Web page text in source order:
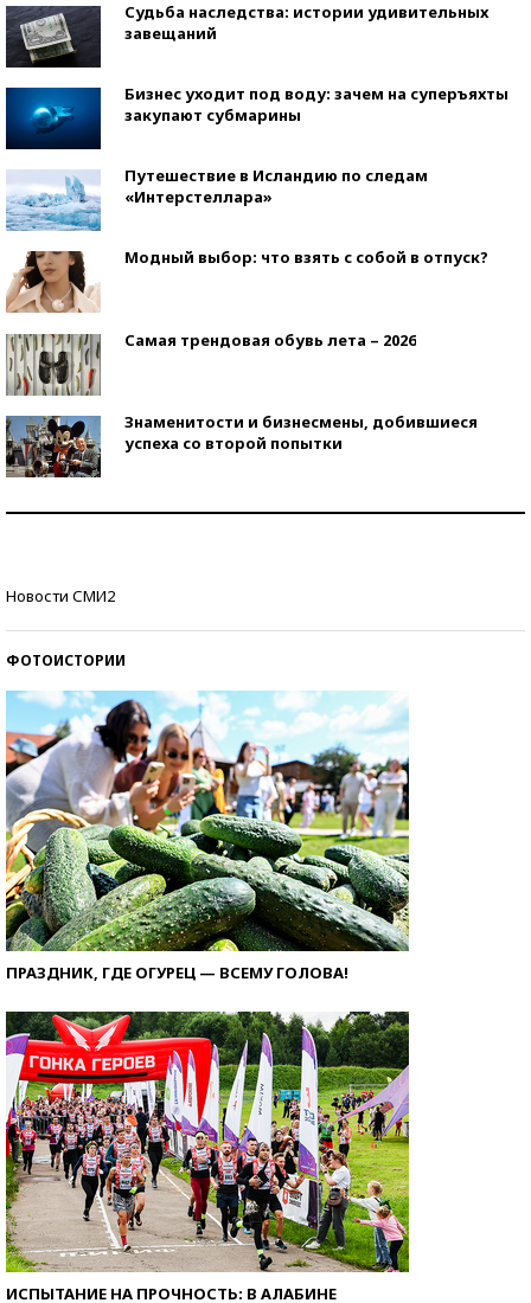
Судьба наследства: истории удивительных
завещаний
Бизнес уходит под воду: зачем на суперъяхты
закупают субмарины
Путешествие в Исландию по следам
«Интерстеллара»
Модный выбор: что взять с собой в отпуск?
Самая трендовая обувь лета – 2026
Знаменитости и бизнесмены, добившиеся
успеха со второй попытки
Новости СМИ2
ФОТОИСТОРИИ
ПРАЗДНИК, ГДЕ ОГУРЕЦ — ВСЕМУ ГОЛОВА!
ИСПЫТАНИЕ НА ПРОЧНОСТЬ: В АЛАБИНЕ